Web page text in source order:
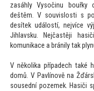
zasáhly Vysočinu bouřky
deštěm. V souvislosti s
desítek událostí, nejvíce
Jihlavsku. Nejčastěji
komunikace a bránily tak
V několika případech také
domů. V Pavlínově na
sousední pozemek. Hasiči